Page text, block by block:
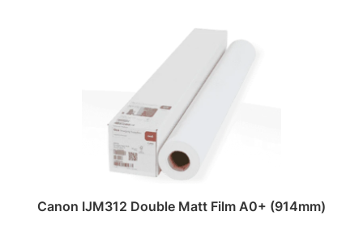
Canon IJM312 Double Matt Film A0+ (914mm)